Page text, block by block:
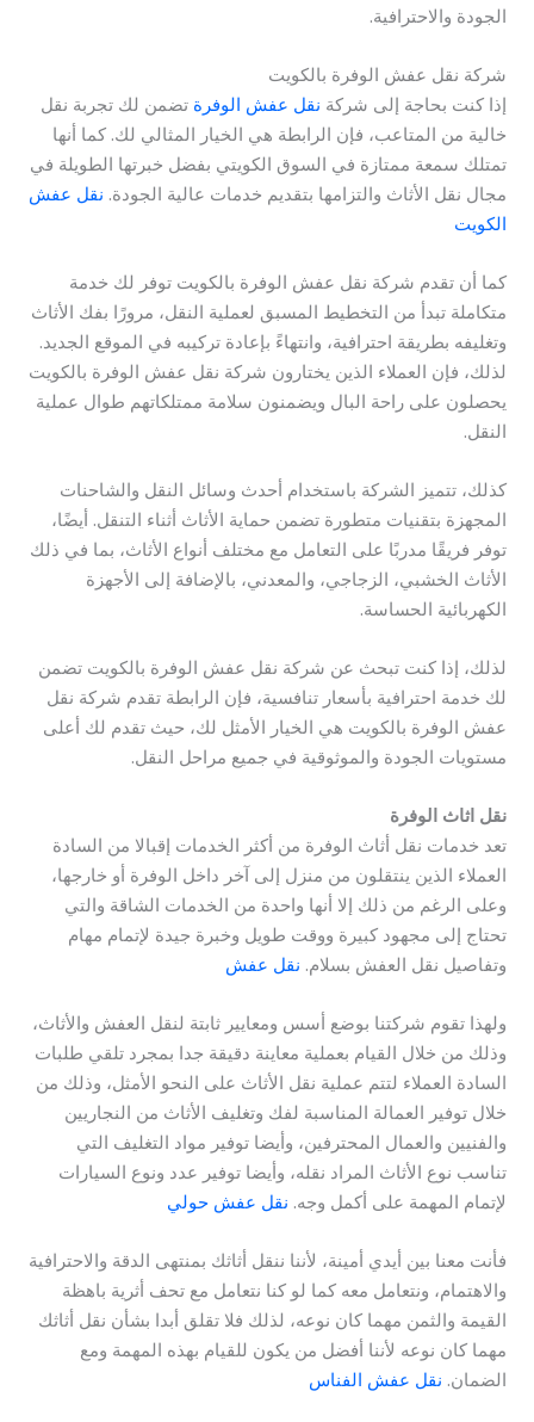
الجودة والاحترافية.
شركة نقل عفش الوفرة بالكويت
إذا كنت بحاجة إلى شركة نقل عفش الوفرة تضمن لك تجربة نقل
خالية من المتاعب، فإن الرابطة هي الخيار المثالي لك. كما أنها
تمتلك سمعة ممتازة في السوق الكويتي بفضل خبرتها الطويلة في
مجال نقل الأثاث والتزامها بتقديم خدمات عالية الجودة. نقل عفش
الكويت
كما أن تقدم شركة نقل عفش الوفرة بالكويت توفر لك خدمة
متكاملة تبدأ من التخطيط المسبق لعملية النقل، مرورًا بفك الأثاث
وتغليفه بطريقة احترافية، وانتهاءً بإعادة تركيبه في الموقع الجديد.
لذلك، فإن العملاء الذين يختارون شركة نقل عفش الوفرة بالكويت
يحصلون على راحة البال ويضمنون سلامة ممتلكاتهم طوال عملية
النقل.
كذلك، تتميز الشركة باستخدام أحدث وسائل النقل والشاحنات
المجهزة بتقنيات متطورة تضمن حماية الأثاث أثناء التنقل. أيضًا،
توفر فريقًا مدربًا على التعامل مع مختلف أنواع الأثاث، بما في ذلك
الأثاث الخشبي، الزجاجي، والمعدني، بالإضافة إلى الأجهزة
الكهربائية الحساسة.
لذلك، إذا كنت تبحث عن شركة نقل عفش الوفرة بالكويت تضمن
لك خدمة احترافية بأسعار تنافسية، فإن الرابطة تقدم شركة نقل
عفش الوفرة بالكويت هي الخيار الأمثل لك، حيث تقدم لك أعلى
مستويات الجودة والموثوقية في جميع مراحل النقل.
نقل اثاث الوفرة
تعد خدمات نقل أثاث الوفرة من أكثر الخدمات إقبالا من السادة
العملاء الذين ينتقلون من منزل إلى آخر داخل الوفرة أو خارجها،
وعلى الرغم من ذلك إلا أنها واحدة من الخدمات الشاقة والتي
تحتاج إلى مجهود كبيرة ووقت طويل وخبرة جيدة لإتمام مهام
وتفاصيل نقل العفش بسلام. نقل عفش
ولهذا تقوم شركتنا بوضع أسس ومعايير ثابتة لنقل العفش والأثاث،
وذلك من خلال القيام بعملية معاينة دقيقة جدا بمجرد تلقي طلبات
السادة العملاء لتتم عملية نقل الأثاث على النحو الأمثل، وذلك من
خلال توفير العمالة المناسبة لفك وتغليف الأثاث من النجاريين
والفنيين والعمال المحترفين، وأيضا توفير مواد التغليف التي
تناسب نوع الأثاث المراد نقله، وأيضا توفير عدد ونوع السيارات
لإتمام المهمة على أكمل وجه. نقل عفش حولي
فأنت معنا بين أيدي أمينة، لأننا ننقل أثاثك بمنتهى الدقة والاحترافية
والاهتمام، ونتعامل معه كما لو كنا نتعامل مع تحف أثرية باهظة
القيمة والثمن مهما كان نوعه، لذلك فلا تقلق أبدا بشأن نقل أثاثك
مهما كان نوعه لأننا أفضل من يكون للقيام بهذه المهمة ومع
الضمان. نقل عفش الفناس